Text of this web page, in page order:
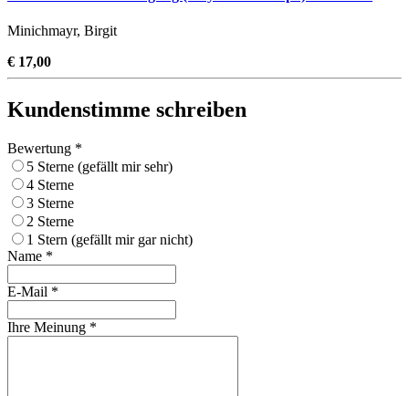
Minichmayr, Birgit
€ 17,00
Kundenstimme schreiben
Bewertung *
5 Sterne (gefällt mir sehr)
4 Sterne
3 Sterne
2 Sterne
1 Stern (gefällt mir gar nicht)
Name *
E-Mail *
Ihre Meinung *